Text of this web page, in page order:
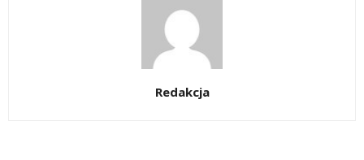
Redakcja